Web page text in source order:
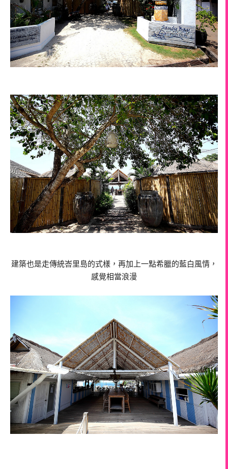
建築也是走傳統峇里島的式樣，再加上一點希臘的藍白風情，
感覺相當浪漫